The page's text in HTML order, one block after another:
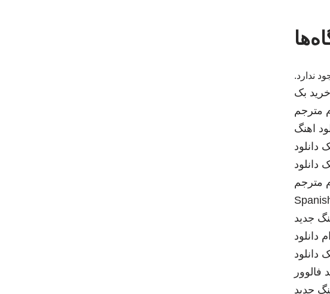
ندارد.
خرید بک
مترجم
اهنگ
دانلود
دانلود
مترجم
جدید
دانلود
دانلود
فالوور
جدید